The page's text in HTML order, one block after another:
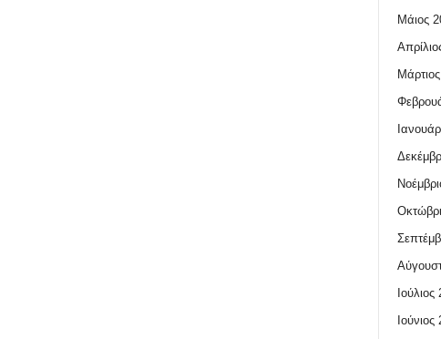
Μάιος
Ιούλιος
Ιούνιος